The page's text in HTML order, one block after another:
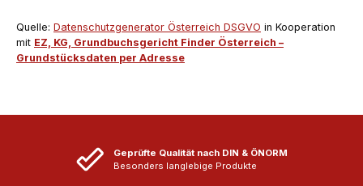
Quelle: Datenschutzgenerator Österreich DSGVO in Kooperation
mit EZ, KG, Grundbuchsgericht Finder Österreich –
Grundstücksdaten per Adresse
Geprüfte Qualität nach DIN & ÖNORM
Besonders langlebige Produkte